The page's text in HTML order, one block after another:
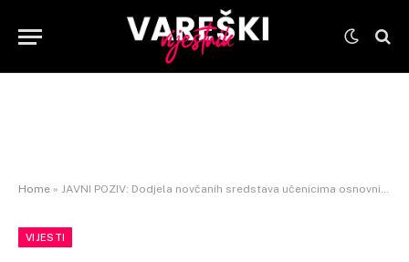
Home » JAVNI POZIV: Dodjela novčanih sredstava učenicima osnovnih škola povratnicima na ime jednokratne novčane
VIJESTI